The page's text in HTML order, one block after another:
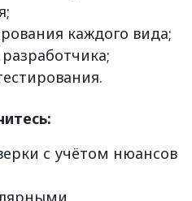
каждого вида;
с учётом нюансов